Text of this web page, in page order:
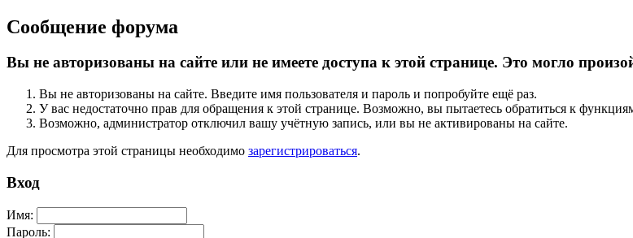
Сообщение форума
Вы не авторизованы на сайте или не имеете доступа к этой странице. Это могло
Вы не авторизованы на сайте. Введите имя пользователя и пароль и попробуйте ещё раз.
У вас недостаточно прав для обращения к этой странице. Возможно, вы пытаетесь обратиться к
Возможно, администратор отключил вашу учётную запись, или вы не активированы на сайте.
Для просмотра этой страницы необходимо зарегистрироваться.
Вход
Имя:
Пароль: